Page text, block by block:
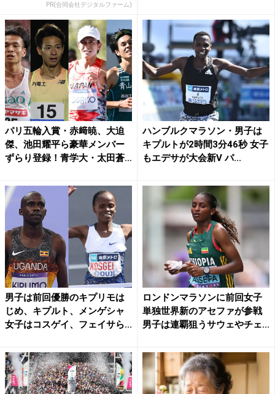
PR(合同会社デジタルファーム)
パリ五輪入賞・赤﨑暁、大迫
傑、池田耀平ら豪華メンバー
ずらり登録！青学大・太田蒼
ハンブルクマラソン・男子は
キプルトが2時間3分46秒 女子
もエデサが大会新V パ...
男子は前回優勝のキプリモは
じめ、キプルト、メンゲシャ
女子はコスゲイ、フェイサら...
ロンドンマラソンに前回女子
単独世界新のアセファが参戦
男子は連覇狙うサウェやチェ...